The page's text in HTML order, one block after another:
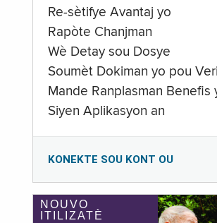
Re-sètifye Avantaj yo
Rapòte Chanjman
Wè Detay sou Dosye
Soumèt Dokiman yo pou
Mande Ranplasman Benefis
Siyen Aplikasyon an
KONEKTE SOU KONT OU
NOUVO
ITILIZATÈ